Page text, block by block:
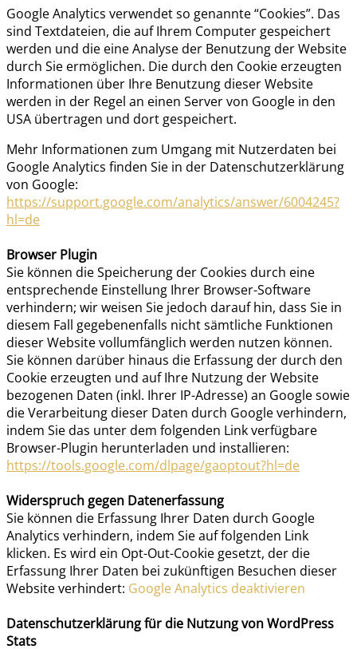
Google Analytics verwendet so genannte “Cookies”. Das
sind Textdateien, die auf Ihrem Computer gespeichert
werden und die eine Analyse der Benutzung der Website
durch Sie ermöglichen. Die durch den Cookie erzeugten
Informationen über Ihre Benutzung dieser Website
werden in der Regel an einen Server von Google in den
USA übertragen und dort gespeichert.
Mehr Informationen zum Umgang mit Nutzerdaten bei
Google Analytics finden Sie in der Datenschutzerklärung
von Google:
https://support.google.com/analytics/answer/6004245?
hl=de
Browser Plugin
Sie können die Speicherung der Cookies durch eine
entsprechende Einstellung Ihrer Browser-Software
verhindern; wir weisen Sie jedoch darauf hin, dass Sie in
diesem Fall gegebenenfalls nicht sämtliche Funktionen
dieser Website vollumfänglich werden nutzen können.
Sie können darüber hinaus die Erfassung der durch den
Cookie erzeugten und auf Ihre Nutzung der Website
bezogenen Daten (inkl. Ihrer IP-Adresse) an Google sowie
die Verarbeitung dieser Daten durch Google verhindern,
indem Sie das unter dem folgenden Link verfügbare
Browser-Plugin herunterladen und installieren:
https://tools.google.com/dlpage/gaoptout?hl=de
Widerspruch gegen Datenerfassung
Sie können die Erfassung Ihrer Daten durch Google
Analytics verhindern, indem Sie auf folgenden Link
klicken. Es wird ein Opt-Out-Cookie gesetzt, der die
Erfassung Ihrer Daten bei zukünftigen Besuchen dieser
Website verhindert: Google Analytics deaktivieren
Datenschutzerklärung für die Nutzung von WordPress
Stats